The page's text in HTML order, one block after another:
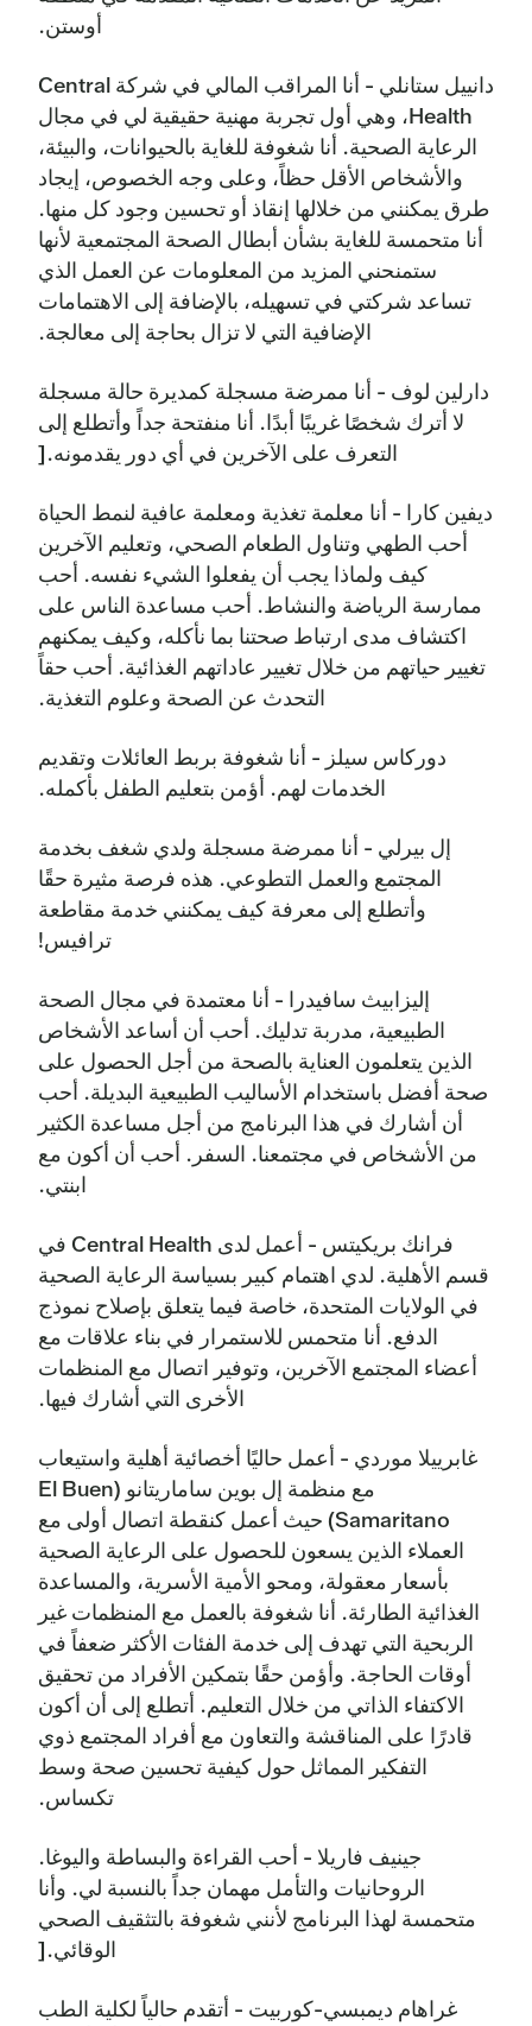
أوستن.
دانييل ستانلي - أنا المراقب المالي في شركة Central
Health، وهي أول تجربة مهنية حقيقية لي في مجال
الرعاية الصحية. أنا شغوفة للغاية بالحيوانات، والبيئة،
والأشخاص الأقل حظاً، وعلى وجه الخصوص، إيجاد
طرق يمكنني من خلالها إنقاذ أو تحسين وجود كل منها.
أنا متحمسة للغاية بشأن أبطال الصحة المجتمعية لأنها
ستمنحني المزيد من المعلومات عن العمل الذي
تساعد شركتي في تسهيله، بالإضافة إلى الاهتمامات
الإضافية التي لا تزال بحاجة إلى معالجة.
دارلين لوف - أنا ممرضة مسجلة كمديرة حالة مسجلة
لا أترك شخصًا غريبًا أبدًا. أنا منفتحة جداً وأتطلع إلى
التعرف على الآخرين في أي دور يقدمونه.[
ديفين كارا - أنا معلمة تغذية ومعلمة عافية لنمط الحياة
أحب الطهي وتناول الطعام الصحي، وتعليم الآخرين
كيف ولماذا يجب أن يفعلوا الشيء نفسه. أحب
ممارسة الرياضة والنشاط. أحب مساعدة الناس على
اكتشاف مدى ارتباط صحتنا بما نأكله، وكيف يمكنهم
تغيير حياتهم من خلال تغيير عاداتهم الغذائية. أحب حقاً
التحدث عن الصحة وعلوم التغذية.
دوركاس سيلز - أنا شغوفة بربط العائلات وتقديم
الخدمات لهم. أؤمن بتعليم الطفل بأكمله.
إل بيرلي - أنا ممرضة مسجلة ولدي شغف بخدمة
المجتمع والعمل التطوعي. هذه فرصة مثيرة حقًا
وأتطلع إلى معرفة كيف يمكنني خدمة مقاطعة
ترافيس!
إليزابيث سافيدرا - أنا معتمدة في مجال الصحة
الطبيعية، مدربة تدليك. أحب أن أساعد الأشخاص
الذين يتعلمون العناية بالصحة من أجل الحصول على
صحة أفضل باستخدام الأساليب الطبيعية البديلة. أحب
أن أشارك في هذا البرنامج من أجل مساعدة الكثير
من الأشخاص في مجتمعنا. السفر. أحب أن أكون مع
ابنتي.
فرانك بريكيتس - أعمل لدى Central Health في
قسم الأهلية. لدي اهتمام كبير بسياسة الرعاية الصحية
في الولايات المتحدة، خاصة فيما يتعلق بإصلاح نموذج
الدفع. أنا متحمس للاستمرار في بناء علاقات مع
أعضاء المجتمع الآخرين، وتوفير اتصال مع المنظمات
الأخرى التي أشارك فيها.
غابرييلا موردي - أعمل حاليًا أخصائية أهلية واستيعاب
مع منظمة إل بوين ساماريتانو (El Buen
Samaritano) حيث أعمل كنقطة اتصال أولى مع
العملاء الذين يسعون للحصول على الرعاية الصحية
بأسعار معقولة، ومحو الأمية الأسرية، والمساعدة
الغذائية الطارئة. أنا شغوفة بالعمل مع المنظمات غير
الربحية التي تهدف إلى خدمة الفئات الأكثر ضعفاً في
أوقات الحاجة. وأؤمن حقًا بتمكين الأفراد من تحقيق
الاكتفاء الذاتي من خلال التعليم. أتطلع إلى أن أكون
قادرًا على المناقشة والتعاون مع أفراد المجتمع ذوي
التفكير المماثل حول كيفية تحسين صحة وسط
تكساس.
جينيف فاريلا - أحب القراءة والبساطة واليوغا.
الروحانيات والتأمل مهمان جداً بالنسبة لي. وأنا
متحمسة لهذا البرنامج لأنني شغوفة بالتثقيف الصحي
الوقائي.[
غراهام ديمبسي-كوربيت - أتقدم حالياً لكلية الطب